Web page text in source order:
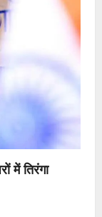
में तिरंगा